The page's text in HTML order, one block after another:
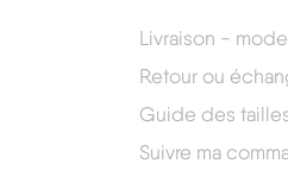
Livraison -
Retour ou
Guide des
Suivre ma